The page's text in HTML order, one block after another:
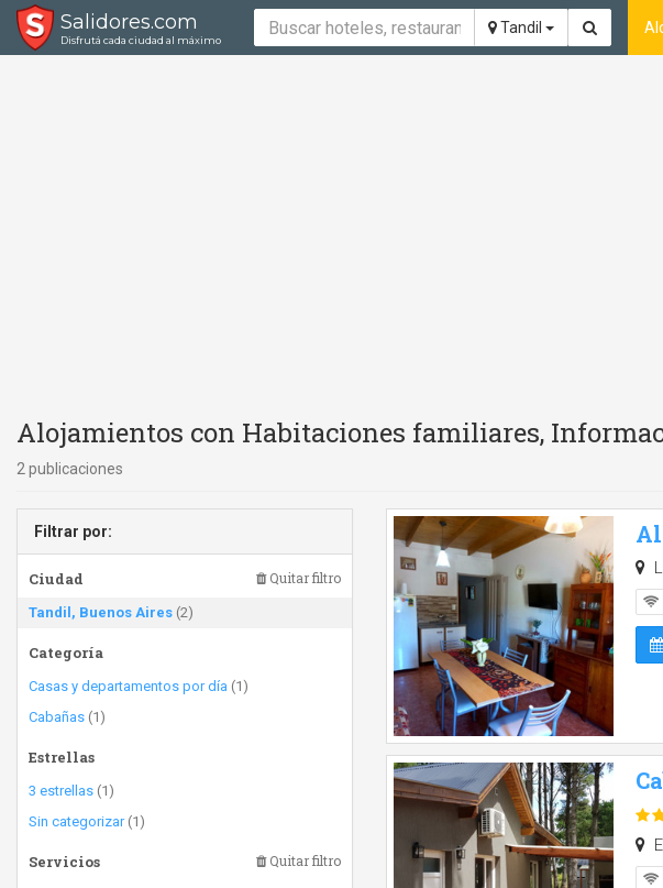
Salidores.com
Disfrutá cada ciudad al máximo
Tandil
Alojamientos con Habitaciones familiares,
2 publicaciones
Filtrar por:
Ciudad Quitar filtro
Tandil, Buenos Aires (2)
Categoría
Casas y departamentos por día (1)
Cabañas (1)
Estrellas
3 estrellas (1)
Sin categorizar(1)
Servicios Quitar filtro